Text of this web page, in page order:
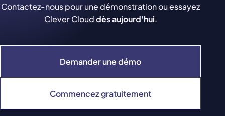
Demander une démo
Commencez gratuitement
Contactez-nous pour une démonstration ou essayez
Clever Clouddès aujourd'hui.